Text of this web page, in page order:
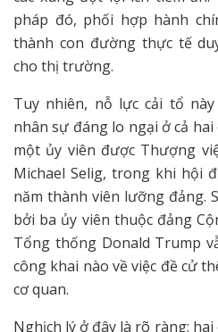
pháp đó, phối hợp hành
thành con đường thực tế
cho thị trường.
Tuy nhiên, nỗ lực cải tổ
nhân sự đáng lo ngại ở cả hai
một ủy viên được Thượng
Michael Selig, trong khi hội
năm thành viên lưỡng đảng.
bởi ba ủy viên thuộc đảng
Tổng thống Donald Trump
công khai nào về việc đề cử
cơ quan.
Nghịch lý ở đây là rõ ràng: